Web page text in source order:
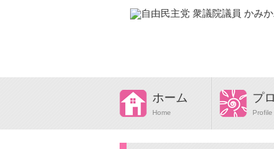
ホーム
Home
プ
Profile